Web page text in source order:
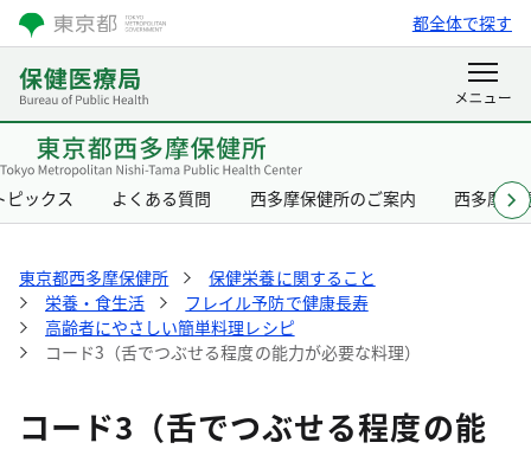
都全体で探す
ピックス よくある質問 西多摩保健所のご案内 西多摩保
東京都西多摩保健所
保健栄養に関すること
栄養・食生活
フレイル予防で健康長寿
高齢者にやさしい簡単料理レシピ
コード3（舌でつぶせる程度の能力が必要な料理）
コード3（舌でつぶせる程度の能